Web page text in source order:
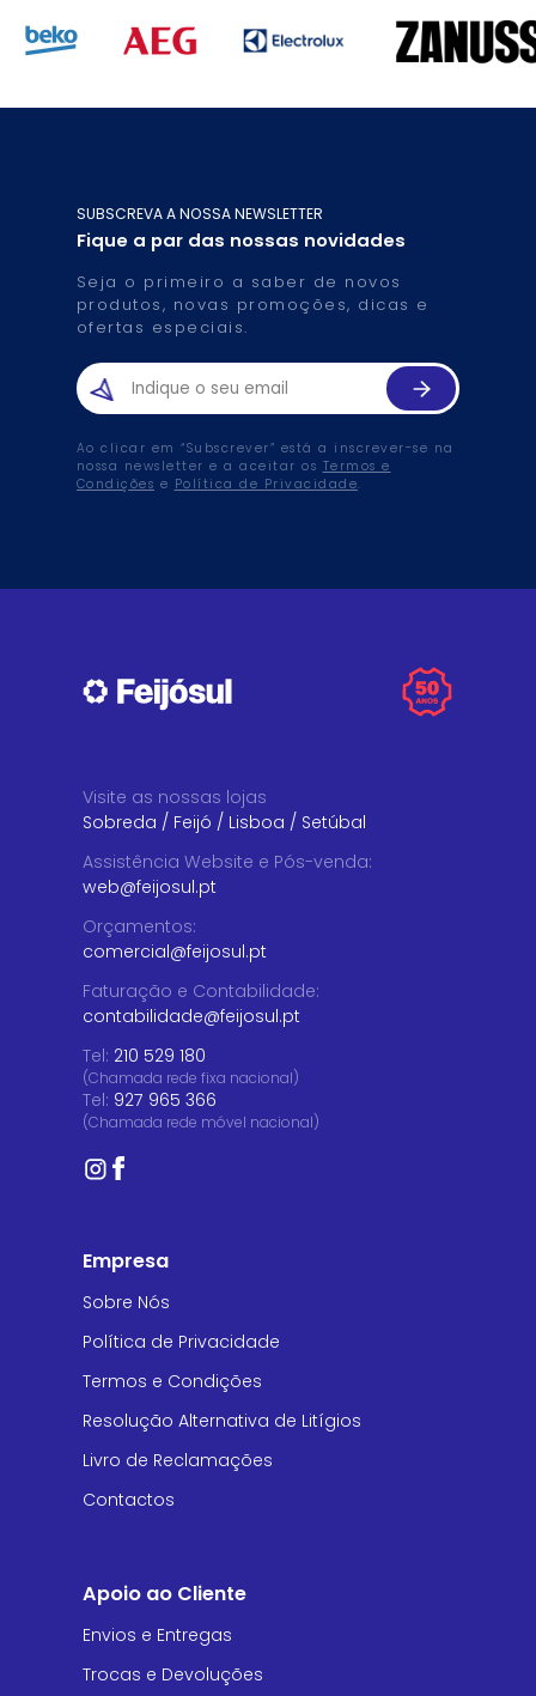
SUBSCREVA A NOSSA NEWSLETTER
Fique a par das nossas novidades
Seja o primeiro a saber de novos
produtos, novas promoções, dicas e
ofertas especiais.
Ao clicar em “Subscrever” está a inscrever-se na
nossa newsletter e a aceitar os Termos e
Condições e Política de Privacidade.
Visite as nossas lojas
Sobreda / Feijó / Lisboa / Setúbal
Assistência Website e Pós-venda:
web@feijosul.pt
Orçamentos:
comercial@feijosul.pt
Faturação e Contabilidade:
contabilidade@feijosul.pt
Tel: 210 529 180
(Chamada rede fixa nacional)
Tel: 927 965 366
(Chamada rede móvel nacional)
Empresa
Sobre Nós
Política de Privacidade
Termos e Condições
Resolução Alternativa de Litígios
Livro de Reclamações
Contactos
Apoio ao Cliente
Envios e Entregas
Trocas e Devoluções